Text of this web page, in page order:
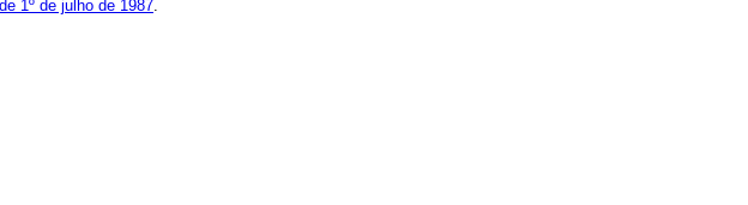
1º de julho de 1987.